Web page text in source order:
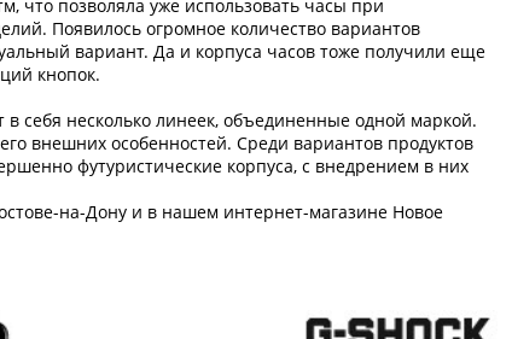
что позволяла уже использовать часы при
Появилось огромное количество вариантов
вариант. Да и корпуса часов тоже получили еще
кнопок.
себя несколько линеек, объединенные одной маркой.
внешних особенностей. Среди вариантов продуктов
футуристические корпуса, с внедрением в них
на-Дону и в нашем интернет-магазине Новое